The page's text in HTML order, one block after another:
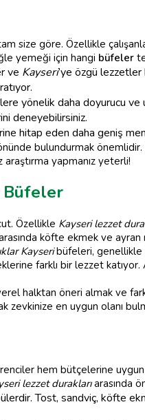
size göre. Özellikle
yemeği için hangi büfeler
ve Kayseri’ye özgü lezzetler
yönelik daha doyurucu ve
deneyebilirsiniz.
hitap eden daha geniş
bulundurmak önemlidir.
yapmanız yeterli!
Büfeler
Özellikle Kayseri lezzet
köfte ekmek ve ayran
Kayseribüfeleri, genellikle
farklı bir lezzet katıyor.
halktan öneri almak ve
en uygun olanı
hem bütçelerine uygun
lezzet duraklarıarasında
Tost, sandviç, köfte